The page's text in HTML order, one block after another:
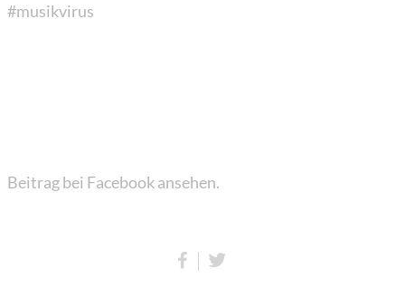
#musikvirus
Beitrag bei Facebook ansehen.